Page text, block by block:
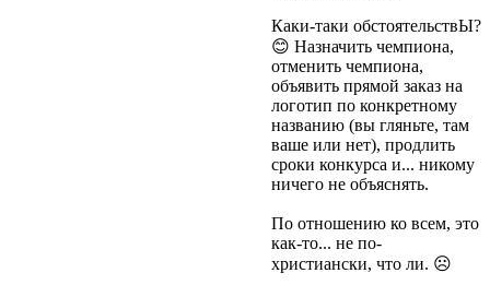
Каки-таки обстоятельствЫ?
😊 Назначить чемпиона,
отменить чемпиона,
объявить прямой заказ на
логотип по конкретному
названию (вы гляньте, там
ваше или нет), продлить
сроки конкурса и... никому
ничего не объяснять.
По отношению ко всем, это
как-то... не по-
христиански, что ли. ☹️